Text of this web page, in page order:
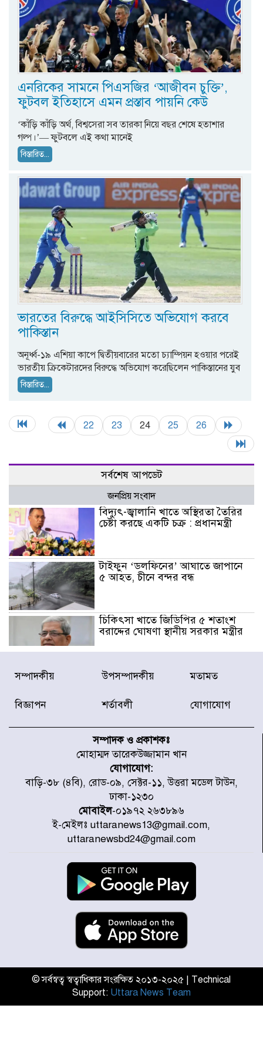
এনরিকের সামনে পিএসজির ‘আজীবন চুক্তি’,
ফুটবল ইতিহাসে এমন প্রস্তাব পায়নি কেউ
‘কাঁড়ি কাঁড়ি অর্থ, বিশ্বসেরা সব তারকা নিয়ে বছর শেষে হতাশার
গল্প।’— ফুটবলে এই কথা মানেই
বিস্তারিত...
ভারতের বিরুদ্ধে আইসিসিতে অভিযোগ করবে
পাকিস্তান
অনূর্ধ্ব-১৯ এশিয়া কাপে দ্বিতীয়বারের মতো চ্যাম্পিয়ন হওয়ার পরেই
ভারতীয় ক্রিকেটারদের বিরুদ্ধে অভিযোগ করেছিলেন পাকিস্তানের যুব
বিস্তারিত...
22 23 24 25 26
সর্বশেষ আপডেট
জনপ্রিয় সংবাদ
বিদ্যুৎ-জ্বালানি খাতে অস্থিরতা তৈরির
চেষ্টা করছে একটি চক্র : প্রধানমন্ত্রী
টাইফুন ‘ডলফিনের’ আঘাতে জাপানে
৫ আহত, চীনে বন্দর বন্ধ
চিকিৎসা খাতে জিডিপির ৫ শতাংশ
বরাদ্দের ঘোষণা স্থানীয় সরকার মন্ত্রীর
জুলাই জাদুঘর ঘুরে দেখলেন এনসিপি
যুক্তরাষ্ট্রে দাবানল নেভাতে গিয়ে
হেলিকপ্টার বিধ্বস্ত, নিহত ১
মজুদদারের সর্বোচ্চ শাস্তি মৃত্যুদণ্ড, তাই
ভেবে মজুদ করবেন : আইনমন্ত্রী
আন্তর্জাতিক আদিবাসী দিবস: রাষ্ট্রের
দায়িত্ব ও দায়বদ্ধতা II – মং এ খেন
মংমং
যৌথ প্রতিরক্ষা চুক্তি স্বাক্ষর করেছে
সৌদি-তুরস্ক-পাকিস্তান
সাড়ে ৭ ঘণ্টা পর ঢাকা-ময়মনসিংহ
ইনফান্তিনোকে নরওয়ে ফুটবল প্রধানের
সম্পাদকীয় উপসম্পাদকীয় মতামত
বিজ্ঞাপন শর্তাবলী যোগাযোগ
সম্পাদক ও প্রকাশকঃ
মোহাম্মদ তারেকউজ্জামান খান
যোগাযোগ:
বাড়ি-৩৮ (৪বি), রোড-০৯, সেক্টর-১১, উত্তরা মডেল টাউন,
ঢাকা-১২৩০
মোবাইল-০১৯৭২ ২৬৩৮৯৬
ই-মেইলঃ uttaranews13@gmail.com,
uttaranewsbd24@gmail.com
© সর্বস্বত্ব স্বত্বাধিকার সংরক্ষিত ২০১৩-২০২৫ | Technical
Support: Uttara News Team